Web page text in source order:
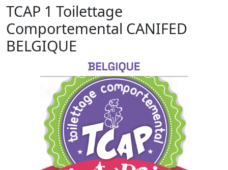
TCAP 1 Toilettage
Comportemental CANIFED
BELGIQUE